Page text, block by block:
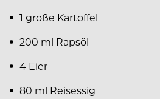
1 große Kartoffel
200 ml Rapsöl
4 Eier
80 ml Reisessig